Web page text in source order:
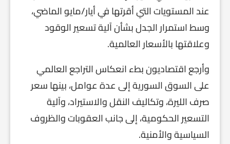
عند المستويات التي أقرتها في أيار/مايو الماضي،
وسط استمرار الجدل بشأن آلية تسعير الوقود
وعلاقتها بالأسعار العالمية.
وأرجع اقتصاديون بطء انعكاس التراجع العالمي
على السوق السورية إلى عدة عوامل، بينها سعر
صرف الليرة، وتكاليف النقل والاستيراد، وآلية
التسعير الحكومية، إلى جانب العقوبات والظروف
السياسية والأمنية.